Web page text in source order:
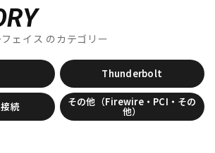
イン納品
楽器アクセサリ
BOSS
PRO
DiGiGrid
DOTEC AUDIO
ESI Eventide
Expressive E
Focusrite
Future Audio Workshop
ェイス のカテゴリー
Thunderbolt
続 その他（Firewire・PCI・その
他）